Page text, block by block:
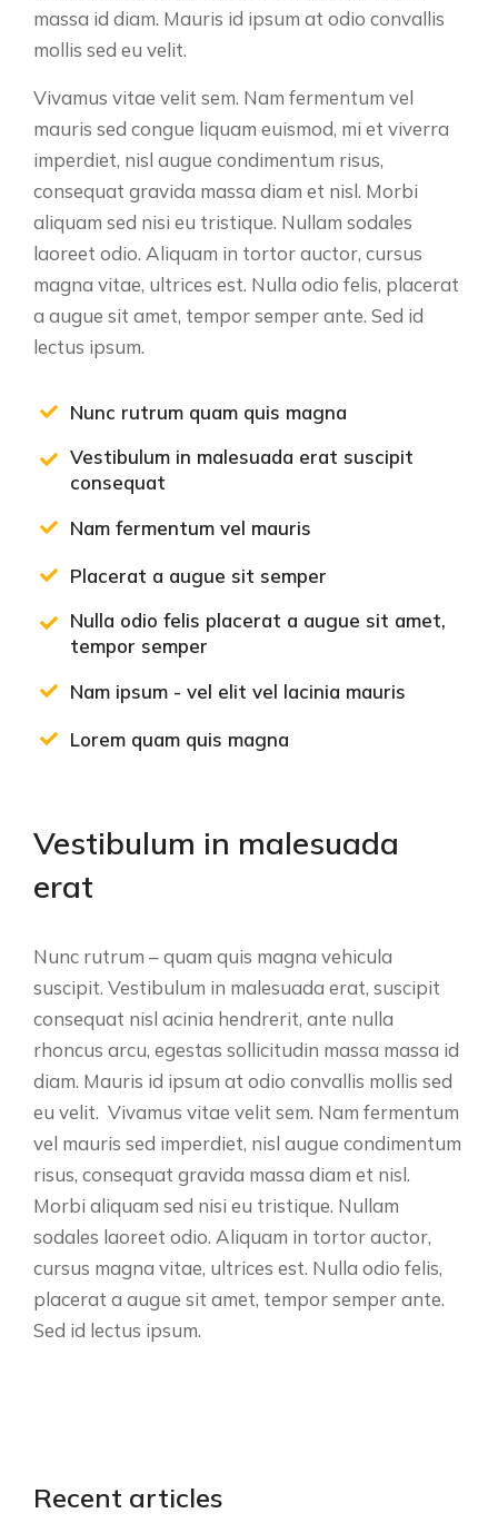
massa id diam. Mauris id ipsum at odio convallis
mollis sed eu velit.
Vivamus vitae velit sem. Nam fermentum vel
mauris sed congue liquam euismod, mi et viverra
imperdiet, nisl augue condimentum risus,
consequat gravida massa diam et nisl. Morbi
aliquam sed nisi eu tristique. Nullam sodales
laoreet odio. Aliquam in tortor auctor, cursus
magna vitae, ultrices est. Nulla odio felis, placerat
a augue sit amet, tempor semper ante. Sed id
lectus ipsum.
Nunc rutrum quam quis magna
Vestibulum in malesuada erat suscipit
consequat
Nam fermentum vel mauris
Placerat a augue sit semper
Nulla odio felis placerat a augue sit amet,
tempor semper
Nam ipsum - vel elit vel lacinia mauris
Lorem quam quis magna
Vestibulum in malesuada
erat
Nunc rutrum – quam quis magna vehicula
suscipit. Vestibulum in malesuada erat, suscipit
consequat nisl acinia hendrerit, ante nulla
rhoncus arcu, egestas sollicitudin massa massa id
diam. Mauris id ipsum at odio convallis mollis sed
eu velit. Vivamus vitae velit sem. Nam fermentum
vel mauris sed imperdiet, nisl augue condimentum
risus, consequat gravida massa diam et nisl.
Morbi aliquam sed nisi eu tristique. Nullam
sodales laoreet odio. Aliquam in tortor auctor,
cursus magna vitae, ultrices est. Nulla odio felis,
placerat a augue sit amet, tempor semper ante.
Sed id lectus ipsum.
Recent articles